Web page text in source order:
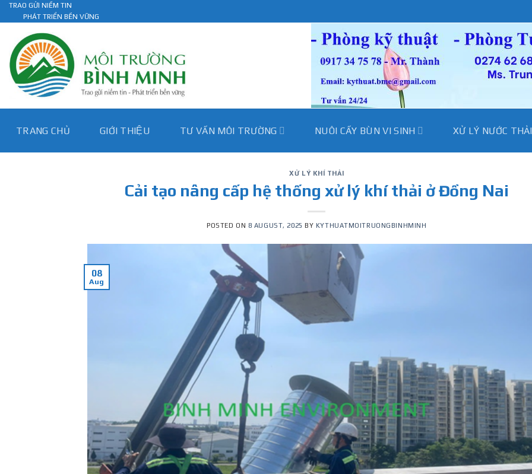
Skip
to
content
TRAO GỬI NIỀM TIN
PHÁT TRIỂN BỀN VỮNG
TRANG CHỦ GIỚI THIỆU TƯ VẤN MÔI TRƯỜNG NUÔI CẤY BÙN VI SINH XỬ LÝ NƯỚC THẢI
XỬ LÝ KHÍ THẢI
Cải tạo nâng cấp hệ thống xử lý khí thải ở Đồng Nai
POSTED ON 8 AUGUST, 2025 BY KYTHUATMOITRUONGBINHMINH
08
Aug